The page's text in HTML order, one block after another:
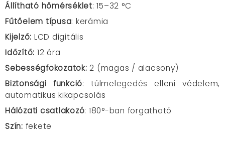
Állítható hőmérséklet: 15–32 °C
Fűtőelem típusa: kerámia
Kijelző: LCD digitális
Időzítő: 12 óra
Sebességfokozatok: 2 (magas / alacsony)
Biztonsági funkció: túlmelegedés elleni védelem,
automatikus kikapcsolás
Hálózati csatlakozó: 180°-ban forgatható
Szín: fekete